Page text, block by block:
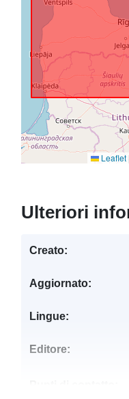
Leaflet
Ulteriori
Creato:
Aggiornato:
Lingue:
Editore: